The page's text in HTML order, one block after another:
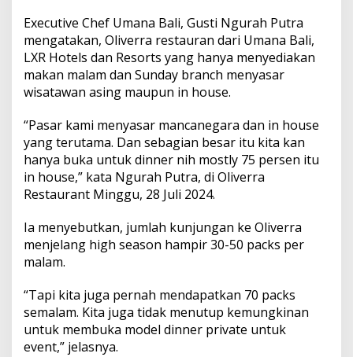
s
e
t
d
a
r
T
e
b
i
n
g
a
n
M
e
l
Executive Chef Umana Bali, Gusti Ngurah Putra
mengatakan, Oliverra restauran dari Umana Bali,
LXR Hotels dan Resorts yang hanya menyediakan
makan malam dan Sunday branch menyasar
wisatawan asing maupun in house.
“Pasar kami menyasar mancanegara dan in house
yang terutama. Dan sebagian besar itu kita kan
hanya buka untuk dinner nih mostly 75 persen itu
in house,” kata Ngurah Putra, di Oliverra
Restaurant Minggu, 28 Juli 2024.
Ia menyebutkan, jumlah kunjungan ke Oliverra
menjelang high season hampir 30-50 packs per
malam.
“Tapi kita juga pernah mendapatkan 70 packs
semalam. Kita juga tidak menutup kemungkinan
untuk membuka model dinner private untuk
event,” jelasnya.